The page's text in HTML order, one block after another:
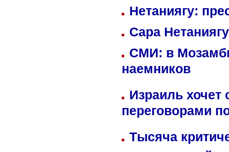
Нетаниягу:
Сара
СМИ: в
наемников
Израиль хочет
переговорами
Тысяча